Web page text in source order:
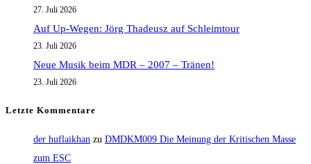
27. Juli 2026
Auf Up-Wegen: Jörg Thadeusz auf Schleimtour
23. Juli 2026
Neue Musik beim MDR – 2007 – Tränen!
23. Juli 2026
Letzte Kommentare
der huflaikhan zu DMDKM009 Die Meinung der Kritischen Masse
zum ESC